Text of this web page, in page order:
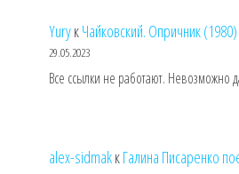
YuryкЧайковский. Опричник (1980)
29.05.2023
Все ссылки не работают. Невозможно
alex-sidmakкГалина Писаренко